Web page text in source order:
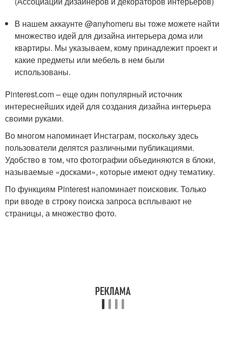
В нашем аккаунте @anyhomeru вы тоже можете найти
множество идей для дизайна интерьера дома или
квартиры. Мы указываем, кому принадлежит проект и
какие предметы или мебель в нем были
использованы.
Pinterest.com – еще один популярный источник
интереснейших идей для создания дизайна интерьера
своими руками.
Во многом напоминает Инстаграм, поскольку здесь
пользователи делятся различными публикациями.
Удобство в том, что фотографии объединяются в блоки,
называемые «досками», которые имеют одну тематику.
По функциям Pinterest напоминает поисковик. Только
при вводе в строку поиска запроса всплывают не
страницы, а множество фото.